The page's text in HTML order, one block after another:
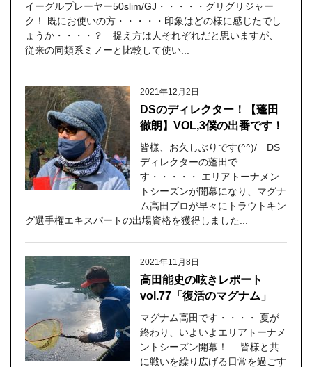
イーグルプレーヤー50slim/GJ・・・・・グリグリジャー
ク！ 既にお使いの方・・・・・印象はどの様に感じたでし
ょうか・・・・？ 捉え方は人それぞれだと思いますが、
従来の同類系ミノーと比較して使い...
2021年12月2日
DSのディレクター！【蓬田
徹朗】VOL,3僕の出番です！
皆様、お久しぶりです(^^)/ DS
ディレクターの蓬田で
す・・・・・ エリアトーナメン
トシーズンが開幕になり、マグナ
ム高田プロが早々にトラウトキン
グ選手権エキスパートの出場資格を獲得しました...
2021年11月8日
高田能史の呟きレポート
vol.77「復活のマグナム」
マグナム高田です・・・・ 夏が
終わり、いよいよエリアトーナメ
ントシーズン開幕！ 皆様と共
に戦いを繰り広げる日常を過ごす